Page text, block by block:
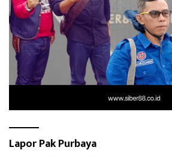
Lapor Pak Purbaya